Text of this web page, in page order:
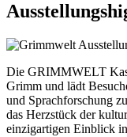
Die GRIMMWELT
Grimm und lädt
und Sprachforschung
das Herzstück der
einzigartigen Einblick